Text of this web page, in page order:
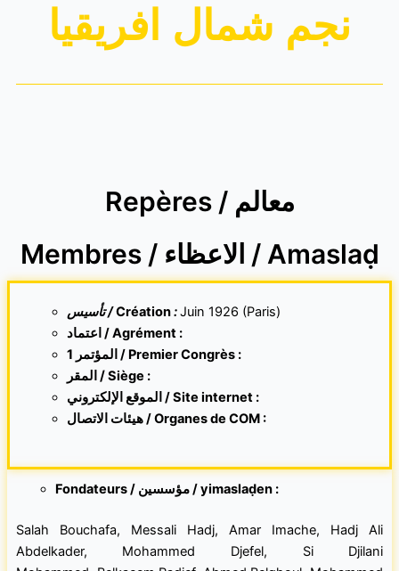
نجم شمال افريقيا
Repères / معالم
Membres / الاعظاء / Amaslaḍ
تأسيس /Création:Juin 1926 (Paris)
اعتماد / Agrément :
1 المؤتمر / Premier Congrès :
المقر /Siège :
الموقع الإلكتروني /Site internet:
هيئات الاتصال / Organes de COM :
Fondateurs / مؤسسين / yimaslaḍen :
Salah Bouchafa, Messali Hadj, Amar Imache, Hadj Ali
Abdelkader, Mohammed Djefel, Si Djilani